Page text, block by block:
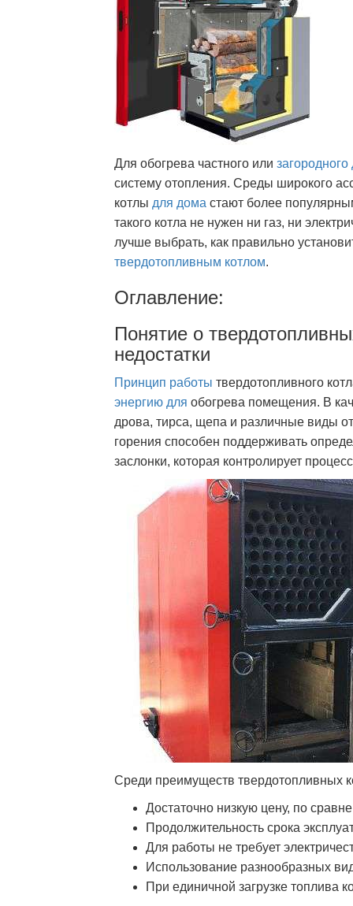
Для обогрева частного или
систему отопления. Среды широкого
котлы для дома стают более
такого котла не нужен ни газ, ни
лучше выбрать, как правильно
твердотопливным котлом.
Оглавление:
Понятие о
недостатки
Принцип работы твердотопливного
энергию для обогрева помещения. В
дрова, тирса, щепа и различные виды
горения способен поддерживать
заслонки, которая контролирует
Среди преимуществ твердотопливных
Достаточно низкую цену, по
Продолжительность срока
Для работы не требует
Использование разнообразных
При единичной загрузке топлива